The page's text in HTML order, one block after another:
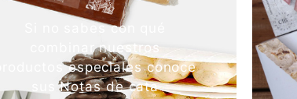
Si no sabes con qué
combinar nuestros
productos especiales conoce
sus Notas de cata